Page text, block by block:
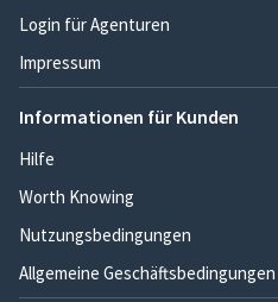
Login für Agenturen
Impressum
Informationen für Kunden
Hilfe
Worth Knowing
Nutzungsbedingungen
Allgemeine Geschäftsbedingungen